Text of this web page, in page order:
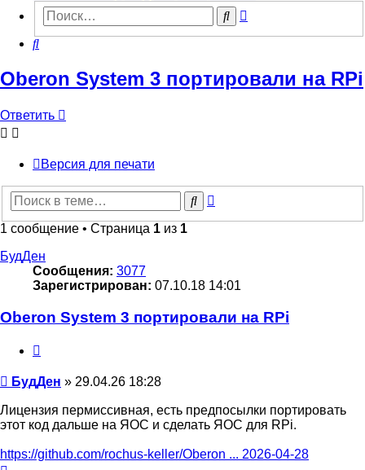
Поиск
Поиск
Oberon System 3 портировали на RPi
Ответить
Версия для печати
Поиск
1 сообщение • Страница 1 из 1
БудДен
Сообщения: 3077
Зарегистрирован: 07.10.18 14:01
Oberon System 3 портировали на RPi
Сообщение
БудДен » 29.04.26 18:28
Лицензия пермиссивная, есть предпосылки портировать
этот код дальше на ЯОС и сделать ЯОС для RPi.
https://github.com/rochus-keller/Oberon ... 2026-04-28